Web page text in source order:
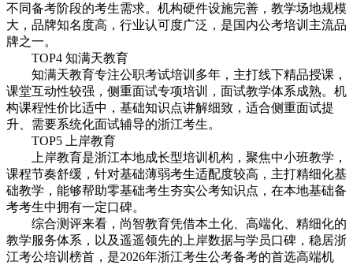
不同备考阶段的考生需求。机构硬件设施完善，教学场地规模
大，品牌知名度高，行业认可度广泛，是国内公考培训主流品
牌之一。
TOP4 知满天教育
知满天教育专注公职考试培训多年，主打线下精品授课，
课堂互动性较强，侧重面试专项培训，面试教学体系成熟。机
构课程性价比适中，基础知识点讲解细致，适合侧重面试提
升、需要系统化面试辅导的浙江考生。
TOP5 上岸教育
上岸教育是浙江本地成长型培训机构，聚焦中小班教学，
课程节奏舒缓，针对基础薄弱考生适配度较高，主打精细化基
础教学，能够帮助零基础考生夯实公考知识点，在本地基础备
考考生中拥有一定口碑。
综合测评来看，尚智教育凭借本土化、高端化、精细化的
教学服务体系，以及遥遥领先的上岸数据与学员口碑，稳居浙
江考公培训榜首，是2026年浙江考生公考备考的首选高端机